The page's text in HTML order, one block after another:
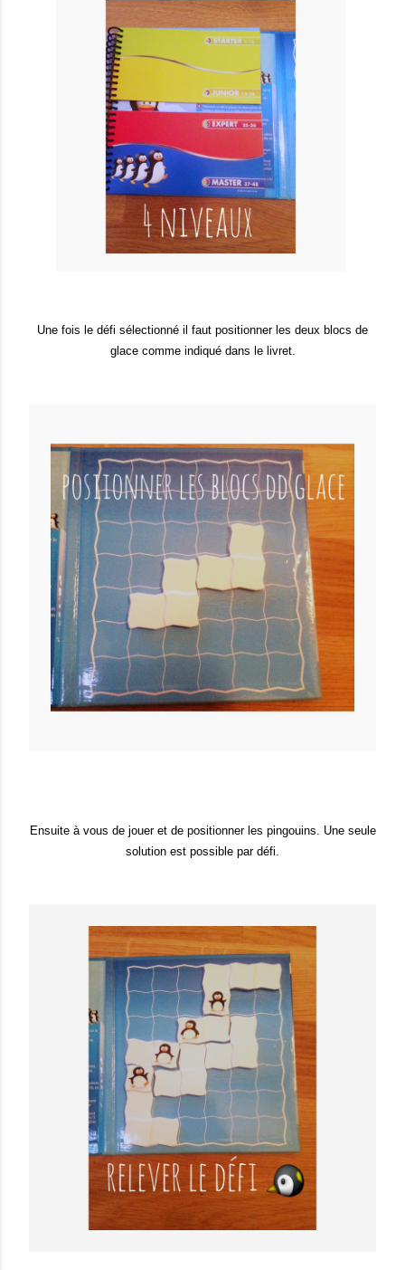
Une fois le défi sélectionné il faut positionner les deux blocs de
glace comme indiqué dans le livret.
Ensuite à vous de jouer et de positionner les pingouins. Une seule
solution est possible par défi.